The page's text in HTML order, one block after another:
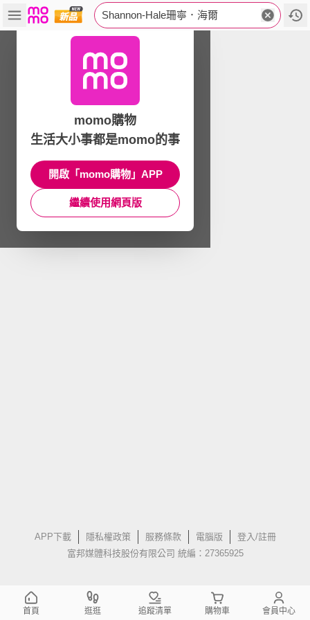
Shannon-Hale珊寧．海爾
APP下載 隱私權政策 服務條款 電腦版
登入/註冊
富邦媒體科技股份有限公司 統編：27365925
momo購物
生活大小事都是momo的事
開啟「momo購物」APP
繼續使用網頁版
首頁 逛逛 追蹤清單 購物車 會員中心